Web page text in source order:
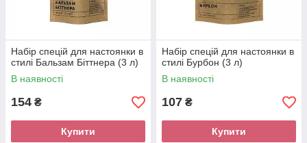
Набір спецій для настоянки в
стилі Бальзам Біттнера (3 л)
В наявності
154 ₴
Купити
Набір спецій для настоянки в
стилі Бурбон (3 л)
В наявності
107 ₴
Купити